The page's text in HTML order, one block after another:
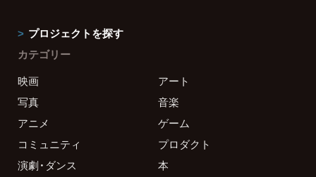
プロジェクトを探す
カテゴリー
映画
アート
写真
音楽
アニメ
ゲーム
コミュニティ
プロダクト
演劇・ダンス
本